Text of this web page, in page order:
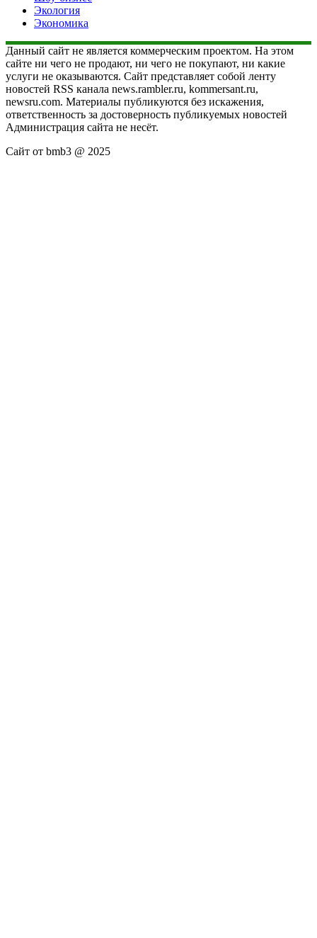
Экология
Экономика
Данный сайт не является коммерческим проектом. На этом
сайте ни чего не продают, ни чего не покупают, ни какие
услуги не оказываются. Сайт представляет собой ленту
новостей RSS канала news.rambler.ru, kommersant.ru,
newsru.com. Материалы публикуются без искажения,
ответственность за достоверность публикуемых новостей
Администрация сайта не несёт.
Сайт от bmb3 @ 2025